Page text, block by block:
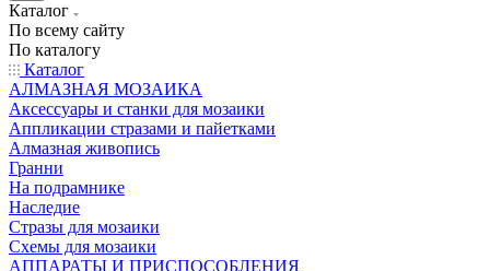
Каталог
По всему сайту
По каталогу
Каталог
АЛМАЗНАЯ МОЗАИКА
Аксессуары и станки для мозаики
Аппликации стразами и пайетками
Алмазная живопись
Гранни
На подрамнике
Наследие
Стразы для мозаики
Схемы для мозаики
АППАРАТЫ И ПРИСПОСОБЛЕНИЯ